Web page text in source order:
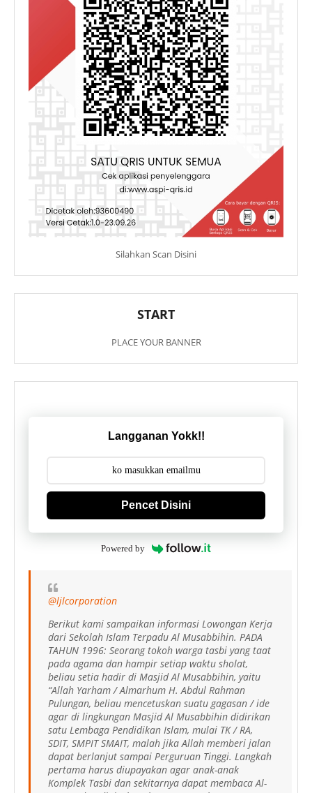
Silahkan Scan Disini
START
PLACE YOUR BANNER
Langganan Yokk!!
Pencet Disini
Powered by
@ljlcorporation
Berikut kami sampaikan informasi Lowongan Kerja
dari Sekolah Islam Terpadu Al Musabbihin. PADA
TAHUN 1996: Seorang tokoh warga tasbi yang taat
pada agama dan hampir setiap waktu sholat,
beliau setia hadir di Masjid Al Musabbihin, yaitu
“Allah Yarham / Almarhum H. Abdul Rahman
Pulungan, beliau mencetuskan suatu gagasan / ide
agar di lingkungan Masjid Al Musabbihin didirikan
satu Lembaga Pendidikan Islam, mulai TK / RA,
SDIT, SMPIT SMAIT, malah jika Allah memberi jalan
dapat berlanjut sampai Perguruan Tinggi. Langkah
pertama harus diupayakan agar anak-anak
Komplek Tasbi dan sekitarnya dapat membaca Al-